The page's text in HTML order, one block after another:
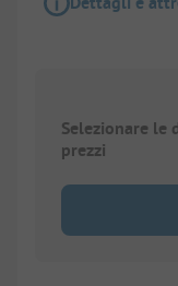
Selezionare le
prezzi